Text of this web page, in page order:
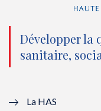
n
o
u
Développer la
sanitaire,
La HAS